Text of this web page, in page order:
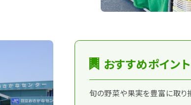
おすすめポイン
旬の野菜や果実を豊富に取り